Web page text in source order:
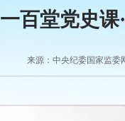
一百堂党史
来源：中央纪委国家监